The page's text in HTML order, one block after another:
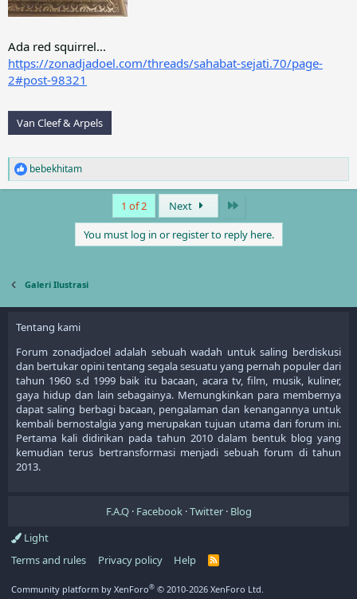
Ada red squirrel...
https://zonadjadoel.com/threads/sahabat-sejati.70/page-
2#post-98321
Van Cleef & Arpels
R
e
:
bebekhitam
1 of 2 Next
You must log in or register to reply here.
Galeri Ilustrasi
Tentang kami
Forum zonadjadoel adalah sebuah wadah untuk saling berdiskusi
dan bertukar opini tentang segala sesuatu yang pernah populer dari
tahun 1960 s.d 1999 baik itu bacaan, acara tv, film, musik, kuliner,
gaya hidup dan lain sebagainya. Memungkinkan para membernya
dapat saling berbagi bacaan, pengalaman dan kenangannya untuk
kembali bernostalgia yang merupakan tujuan utama dari forum ini.
Pertama kali didirikan pada tahun 2010 dalam bentuk blog yang
kemudian terus bertransformasi menjadi sebuah forum di tahun
2013.
F.A.Q Facebook Twitter Blog
Light
Terms and rules
Privacy policy Help
R
Community platform by XenForo® © 2010-2026 XenForo Ltd.